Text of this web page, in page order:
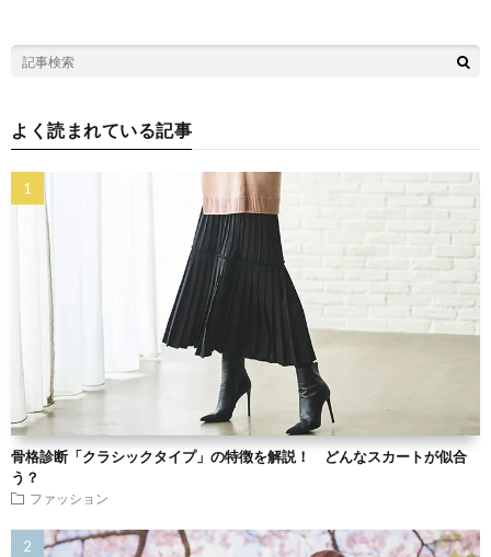
よく読まれている記事
骨格診断「クラシックタイプ」の特徴を解説！ どんなスカートが似合
う？
ファッション